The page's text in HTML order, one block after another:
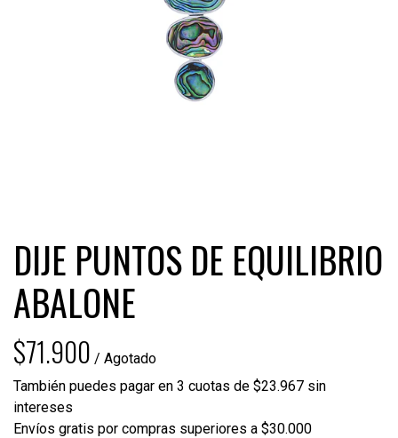
DIJE PUNTOS DE EQUILIBRIO
ABALONE
$71.900 / Agotado
También puedes pagar en 3 cuotas de $23.967 sin
intereses
Envíos gratis por compras superiores a $30.000